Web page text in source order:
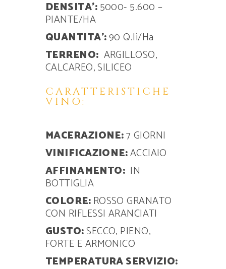
DENSITA’:5000- 5.600 –
PIANTE/HA
QUANTITA’:90 Q.li/Ha
TERRENO: ARGILLOSO,
CALCAREO, SILICEO
CARATTERISTICHE
VINO:
MACERAZIONE:7 GIORNI
VINIFICAZIONE:ACCIAIO
AFFINAMENTO: IN
BOTTIGLIA
COLORE:ROSSO GRANATO
CON RIFLESSI ARANCIATI
GUSTO:SECCO, PIENO,
FORTE E ARMONICO
TEMPERATURA SERVIZIO: